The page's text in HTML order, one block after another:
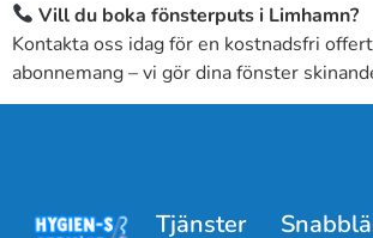
Vill du boka fönsterputs i Limhamn?
Kontakta oss idag för en kostnadsfri
abonnemang – vi gör dina fönster
Tjänster